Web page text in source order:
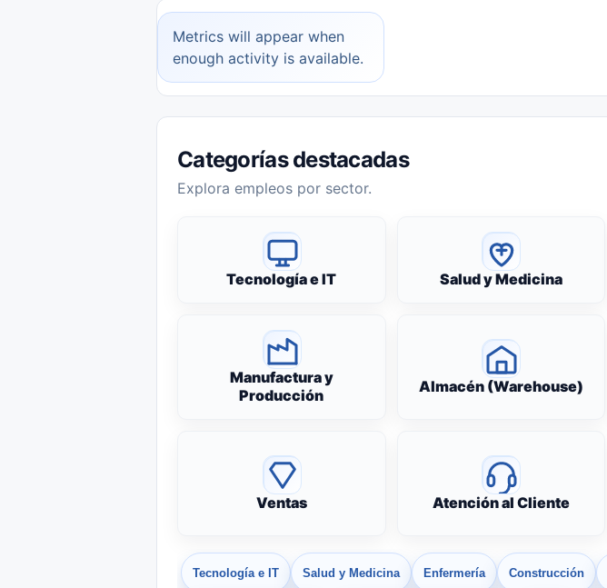
Metrics will appear when
enough activity is available.
Categorías destacadas
Explora empleos por sector.
Tecnología e IT Salud y Medicina
Manufactura y
Producción
Almacén (Warehouse)
Ventas Atención al Cliente
Tecnología e IT Salud y Medicina Enfermería Construcción